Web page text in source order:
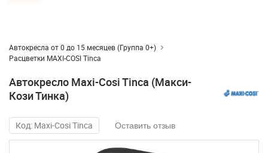
Автокресла от 0 до 15 месяцев (Группа 0+)
Расцветки MAXI-COSI Tinca
Автокресло Maxi-Cosi Tinca (Макси-
Кози Тинка)
Код: Maxi-Cosi Tinca Оставить отзыв